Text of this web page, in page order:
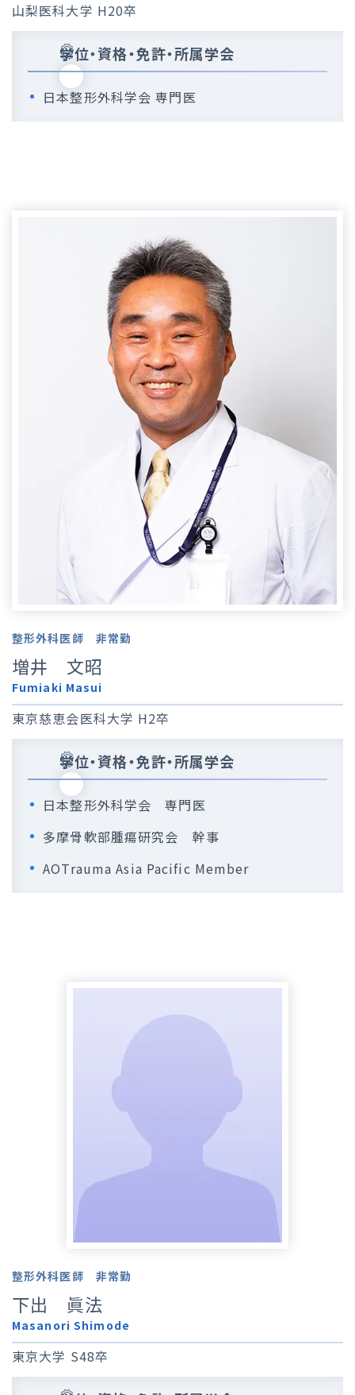
山梨医科大学 H20卒
学位・資格・免許・所属学会
日本整形外科学会 専門医
整形外科医師 非常勤
増井 文昭
Fumiaki Masui
東京慈恵会医科大学 H2卒
学位・資格・免許・所属学会
日本整形外科学会 専門医
多摩骨軟部腫瘍研究会 幹事
AOTrauma Asia Pacific Member
整形外科医師 非常勤
下出 眞法
Masanori Shimode
東京大学 S48卒